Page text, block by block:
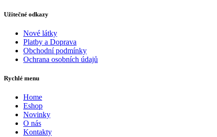
Užitečné odkazy
Nové látky
Platby a Doprava
Obchodní podmínky
Ochrana osobních údajů
Rychlé menu
Home
Eshop
Novinky
O nás
Kontakty